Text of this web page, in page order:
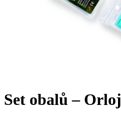
Set obalů – Orloj